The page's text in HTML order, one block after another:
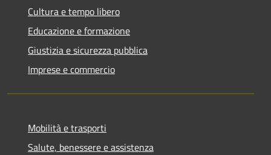
Cultura e tempo libero
Educazione e formazione
Giustizia e sicurezza pubblica
Imprese e commercio
Mobilità e trasporti
Salute, benessere e assistenza